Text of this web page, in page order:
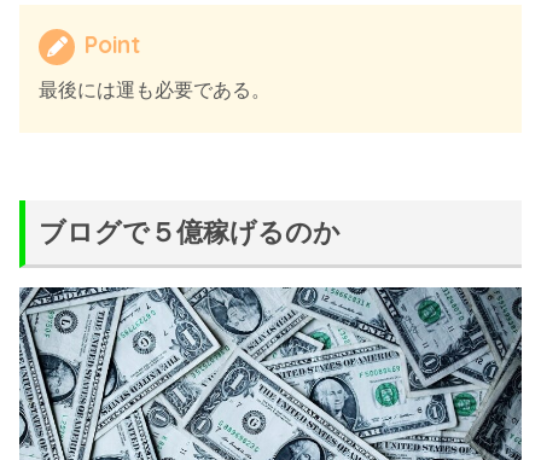
Point
最後には運も必要である。
ブログで５億稼げるのか